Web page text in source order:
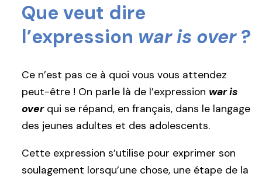
Que veut dire
l’expression war is over?
Ce n’est pas ce à quoi vous vous attendez
peut-être ! On parle là de l’expression war is
overqui se répand, en français, dans le langage
des jeunes adultes et des adolescents.
Cette expression s’utilise pour exprimer son
soulagement lorsqu’une chose, une étape de la